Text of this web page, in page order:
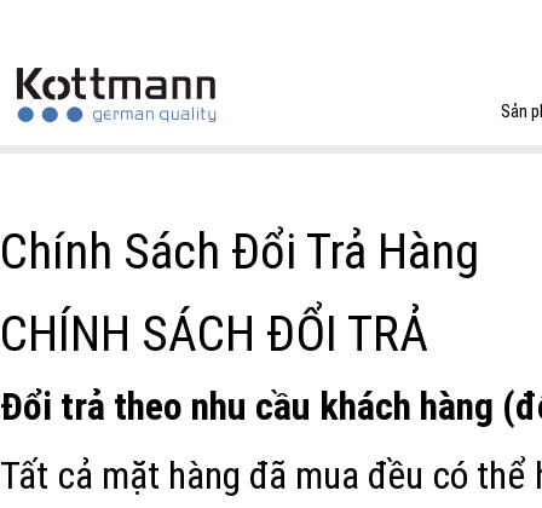
Sản
Chính Sách Đổi Trả Hàng
CHÍNH SÁCH ĐỔI TRẢ
Đổi trả theo nhu cầu khách hàng
Tất cả mặt hàng đã mua đều có